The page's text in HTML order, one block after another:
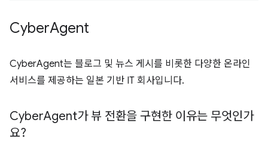
CyberAgent
CyberAgent는 블로그 및 뉴스 게시를 비롯한 다양한 온라인
서비스를 제공하는 일본 기반 IT 회사입니다.
CyberAgent가 뷰 전환을 구현한 이유는 무엇인가
요?